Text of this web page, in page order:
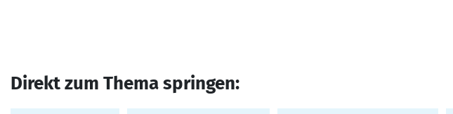
Direkt zum Thema springen: